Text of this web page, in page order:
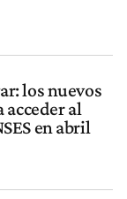
los nuevos
al
en abril